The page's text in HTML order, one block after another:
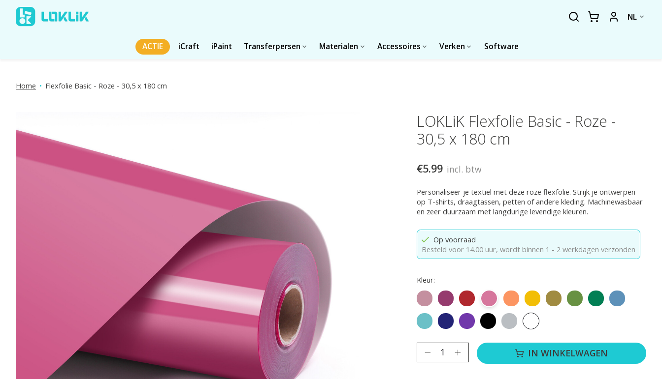
NL
ACTIE iCraft iPaint Transferpersen Materialen Accessoires Verken Software
Home • Flexfolie Basic - Roze - 30,5 x 180 cm
LOKLiK Flexfolie Basic - Roze -
30,5 x 180 cm
€5.99 incl. btw
Personaliseer je textiel met deze roze flexfolie. Strijk je ontwerpen
op T-shirts, draagtassen, petten of andere kleding. Machinewasbaar
en zeer duurzaam met langdurige levendige kleuren.
Op voorraad
Besteld voor 14.00 uur,wordt binnen 1 - 2 werkdagen verzonden
Kleur:
RoségoudRozerood
Rood Roze OranjeGeel GoudGrasgroen
Groen
Aquablauw
Koningsblauw
PaarsZwartZilverWit
Hoeveelheid: IN WINKELWAGEN